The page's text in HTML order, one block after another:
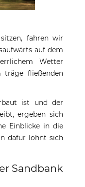
fahren wir
auf dem
Wetter
fließenden
ist und der
ergeben sich
Einblicke in die
dafür lohnt sich
Sandbank